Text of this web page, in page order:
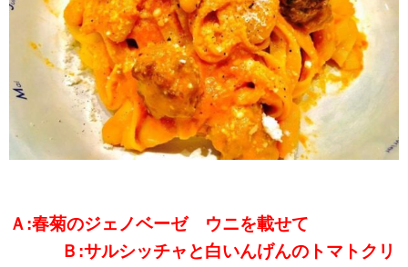
Ａ:春菊のジェノベーゼ ウニを載せて
Ｂ:サルシッチャと白いんげんのトマトクリ